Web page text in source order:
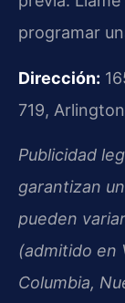
programar
Dirección:
719,
Publicidad
garantizan
pueden
(admitido en
Columbia,